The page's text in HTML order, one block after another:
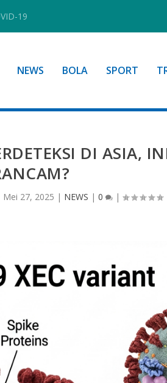
19
NEWS BOLA SPORT
DI ASIA,
Mei 27, 2025 | NEWS |0 |